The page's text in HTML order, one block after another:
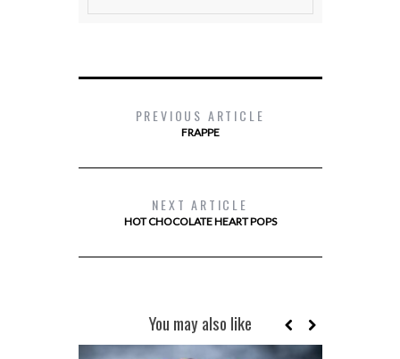
PREVIOUS ARTICLE
FRAPPE
NEXT ARTICLE
HOT CHOCOLATE HEART POPS
You may also like